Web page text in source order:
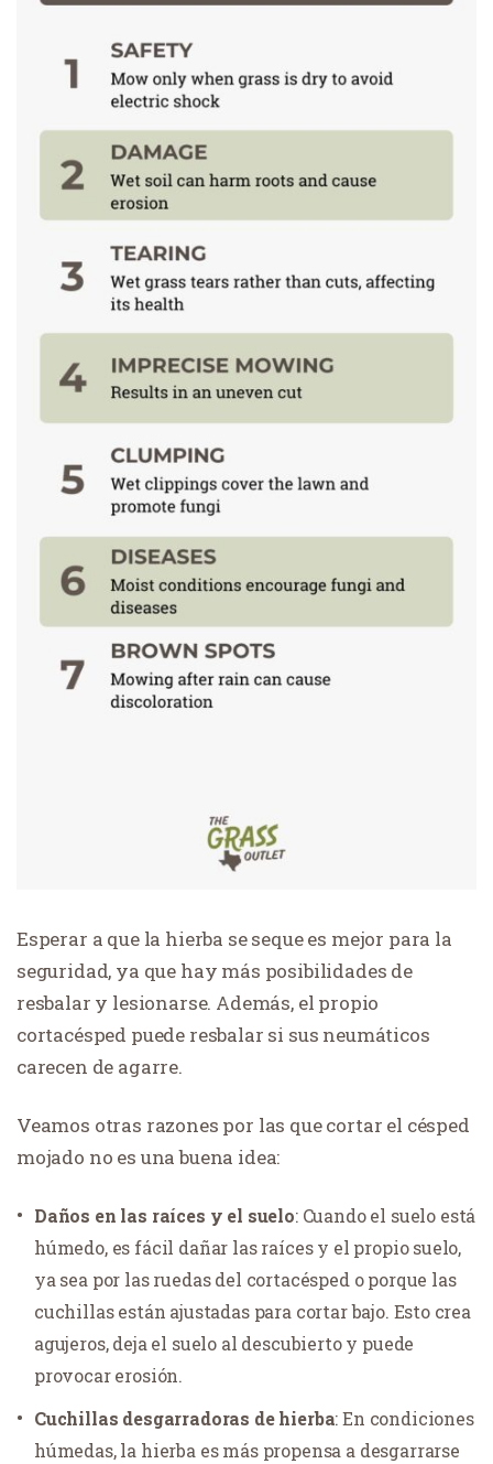
Esperar a que la hierba se seque es mejor para la
seguridad, ya que hay más posibilidades de
resbalar y lesionarse. Además, el propio
cortacésped puede resbalar si sus neumáticos
carecen de agarre.
Veamos otras razones por las que cortar el césped
mojado no es una buena idea:
Daños en las raíces y el suelo: Cuando el suelo está
húmedo, es fácil dañar las raíces y el propio suelo,
ya sea por las ruedas del cortacésped o porque las
cuchillas están ajustadas para cortar bajo. Esto crea
agujeros, deja el suelo al descubierto y puede
provocar erosión.
Cuchillas desgarradoras de hierba: En condiciones
húmedas, la hierba es más propensa a desgarrarse